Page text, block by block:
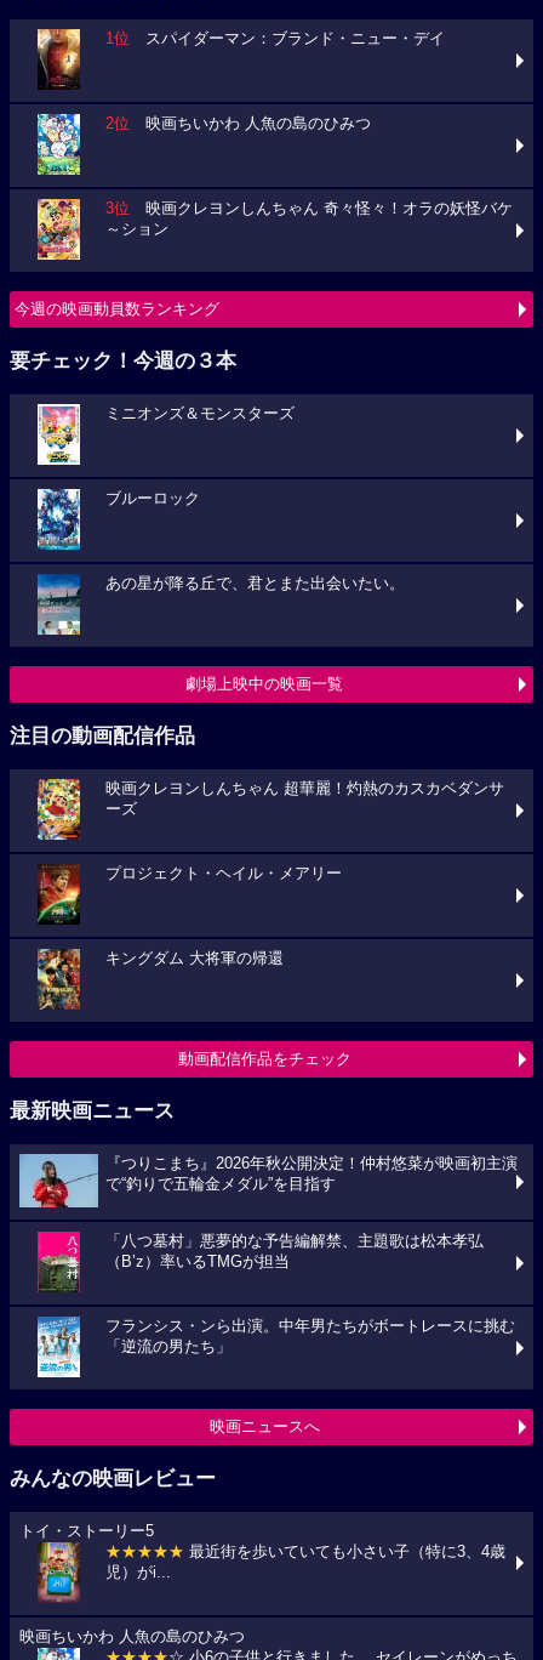
1位 スパイダーマン：ブランド・ニュー・デイ
2位 映画ちいかわ 人魚の島のひみつ
3位 映画クレヨンしんちゃん 奇々怪々！オラの妖怪バケ
～ション
今週の映画動員数ランキング
要チェック！今週の３本
ミニオンズ＆モンスターズ
ブルーロック
あの星が降る丘で、君とまた出会いたい。
劇場上映中の映画一覧
注目の動画配信作品
映画クレヨンしんちゃん 超華麗！灼熱のカスカベダンサ
ーズ
プロジェクト・ヘイル・メアリー
キングダム 大将軍の帰還
動画配信作品をチェック
最新映画ニュース
『つりこまち』2026年秋公開決定！仲村悠菜が映画初主演
で“釣りで五輪金メダル”を目指す
「八つ墓村」悪夢的な予告編解禁、主題歌は松本孝弘
（B’z）率いるTMGが担当
フランシス・ンら出演。中年男たちがボートレースに挑む
「逆流の男たち」
映画ニュースへ
みんなの映画レビュー
トイ・ストーリー5
★★★★★ 最近街を歩いていても小さい子（特に3、4歳
児）がi...
映画ちいかわ 人魚の島のひみつ